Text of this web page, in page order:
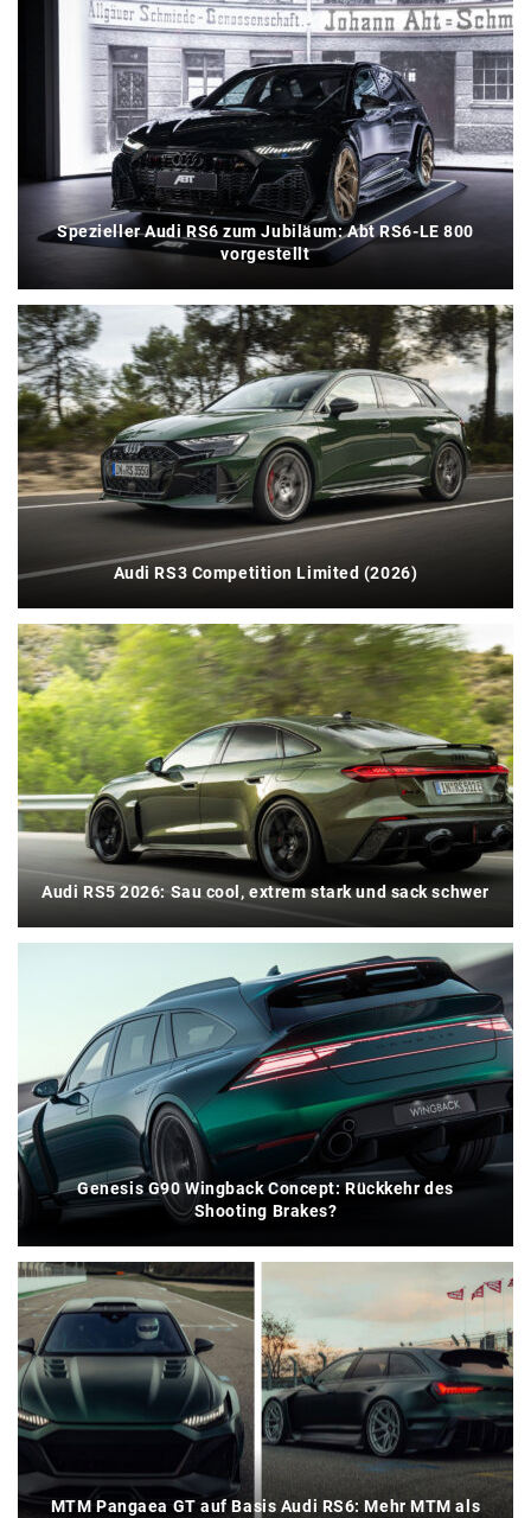
Spezieller Audi RS6 zum Jubiläum: Abt RS6-LE 800
vorgestellt
Audi RS3 Competition Limited (2026)
Audi RS5 2026: Sau cool, extrem stark und sack schwer
Genesis G90 Wingback Concept: Rückkehr des
Shooting Brakes?
MTM Pangaea GT auf Basis Audi RS6: Mehr MTM als